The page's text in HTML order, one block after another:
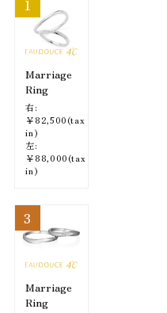
1
Marriage
Ring
右:
￥82,500(tax
in)
左:
￥88,000(tax
in)
3
Marriage
Ring